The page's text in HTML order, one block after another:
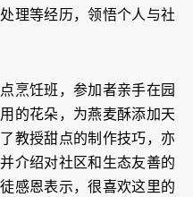
理等经历，领悟个人与社
烹饪班，参加者亲手在园
的花朵，为燕麦酥添加天
教授甜点的制作技巧，亦
介绍对社区和生态友善的
感恩表示，很喜欢这里的